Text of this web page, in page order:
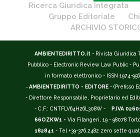
Ricerca Giuridica Integrata
Gruppo Editoriale
ARCHIVIO
AMBIENTEDIRITTO.it - Rivista Giuridica
Pubblico - Electronic Review Law Public -
in formato elettronico - ISSN 1974-
-AMBIENTEDIRITTO - EDITORE - (Prefisso
- Direttore Responsabile, Proprietario ed
- C.F.: CNTFLV64H26L308W -
P.IVA
66OZKW1 - Via Filangeri, 19 - 98078
182841 - Tel +39-376.2482 zero sette